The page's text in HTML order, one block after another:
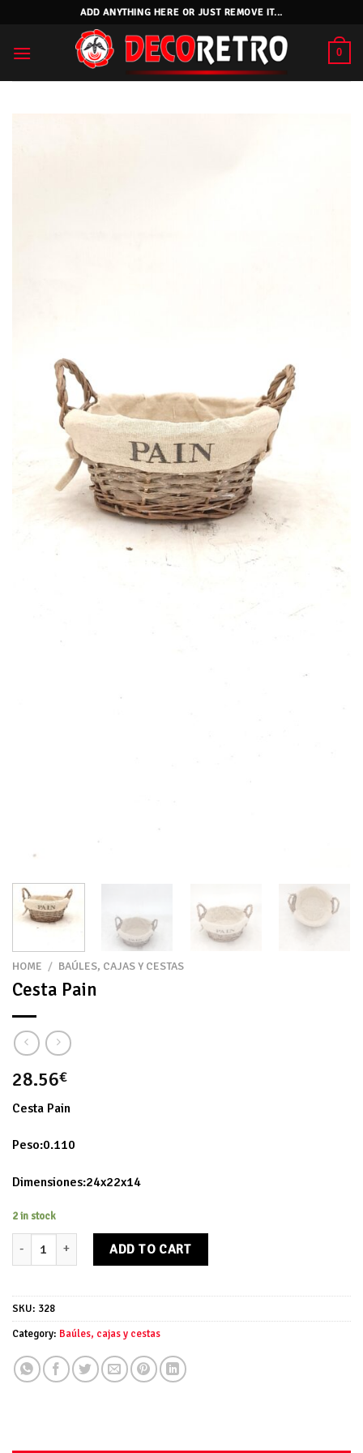
content
ADD ANYTHING HERE OR JUST REMOVE IT...
0
HOME / BAÚLES, CAJAS Y CESTAS
Cesta Pain
28.56€
Cesta Pain
Peso:0.110
Dimensiones:24x22x14
2 in stock
ADD TO CART
SKU: 328
Category: Baúles, cajas y cestas